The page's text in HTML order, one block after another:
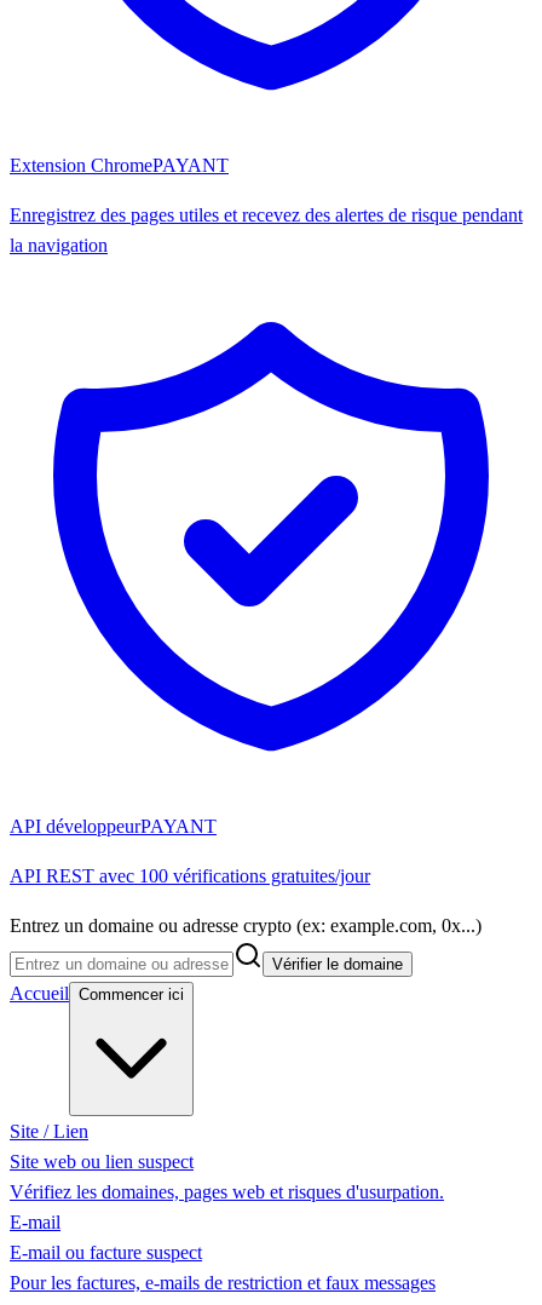
Extension ChromePAYANT
Enregistrez des pages utiles et recevez des alertes de risque pendant
la navigation
API développeurPAYANT
API REST avec 100 vérifications gratuites/jour
Entrez un domaine ou adresse crypto (ex: example.com, 0x...)
Vérifier le domaine
Accueil Commencer ici
Site / Lien
Site web ou lien suspect
Vérifiez les domaines, pages web et risques d'usurpation.
E-mail
E-mail ou facture suspect
Pour les factures, e-mails de restriction et faux messages